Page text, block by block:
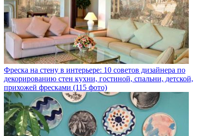
Фреска на стену в интерьере: 10 советов дизайнера по
декорированию стен кухни, гостиной, спальни, детской,
прихожей фресками (115 фото)